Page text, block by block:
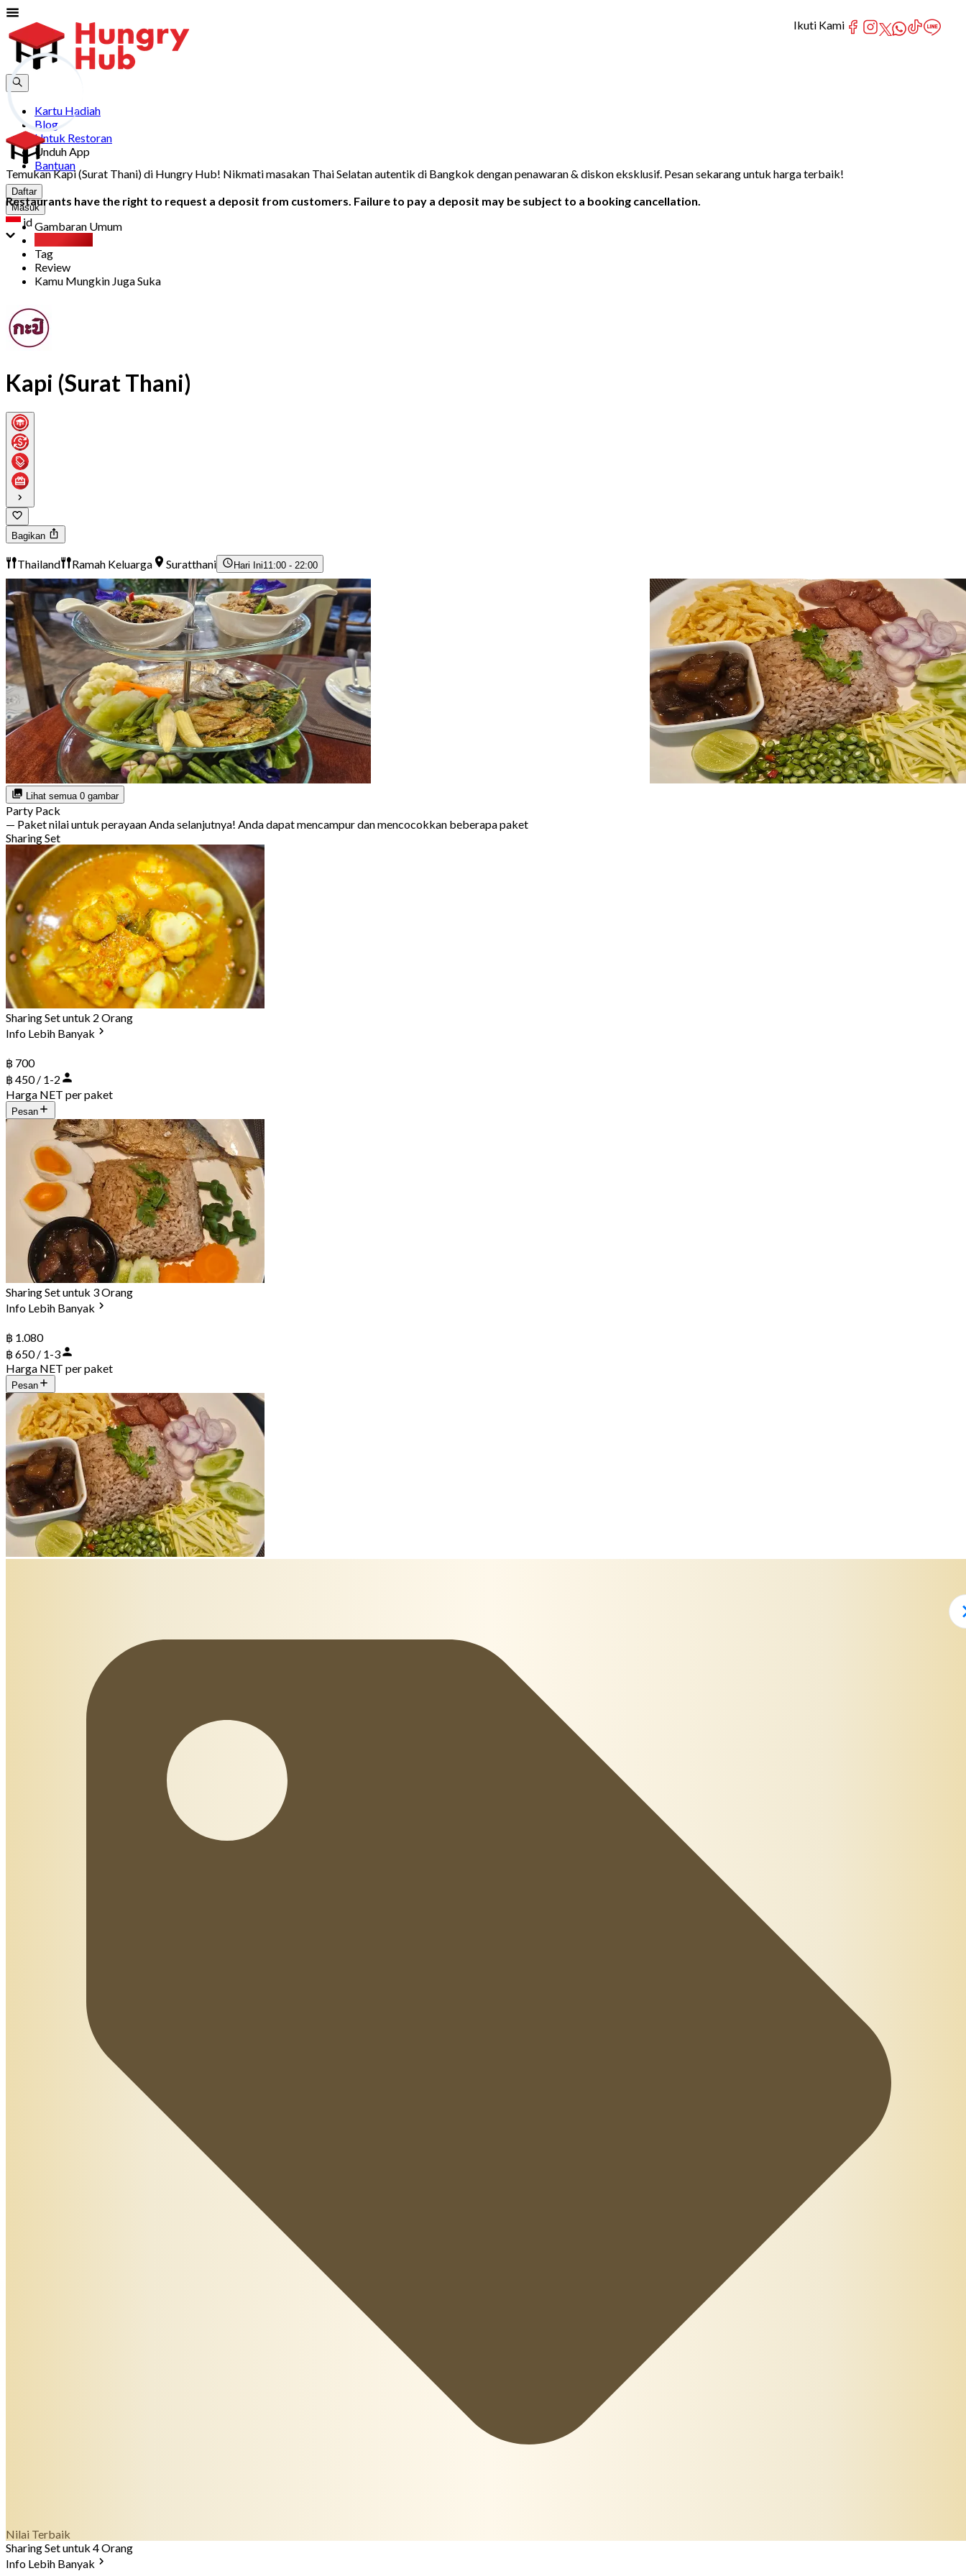
Kartu Hadiah
Blog
Untuk Restoran
Unduh App
Bantuan
Daftar
Masuk
id
Temukan Kapi (Surat Thani) di Hungry Hub! Nikmati masakan Thai Selatan autentik di Bangkok dengan penawaran & diskon eksklusif. Pesan sekarang untuk harga terbaik!
Restaurants have the right to request a deposit from customers. Failure to pay a deposit may be subject to a booking cancellation.
Gambaran Umum
Tag
Review
Kamu Mungkin Juga Suka
Kapi (Surat Thani)
Bagikan
Thailand Ramah Keluarga Suratthani Hari Ini11:00 - 22:00
Lihat semua 0 gambar
Party Pack
— Paket nilai untuk perayaan Anda selanjutnya! Anda dapat mencampur dan mencocokkan beberapa paket
Sharing Set
Sharing Set untuk 2 Orang
Info Lebih Banyak
฿ 700
฿ 450 / 1-2
Harga NET per paket
Pesan
Sharing Set untuk 3 Orang
Info Lebih Banyak
฿ 1.080
฿ 650 / 1-3
Harga NET per paket
Pesan
Nilai Terbaik
Sharing Set untuk 4 Orang
Info Lebih Banyak
Ikuti Kami